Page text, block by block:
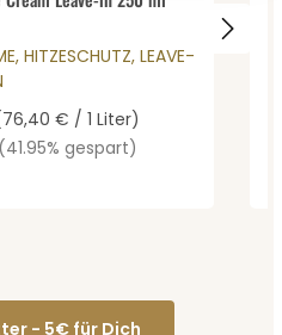
HITZESCHUTZ, LEAVE-
€ / 1 Liter)
Preis:
(41.95% gespart)
- 5€ für Dich